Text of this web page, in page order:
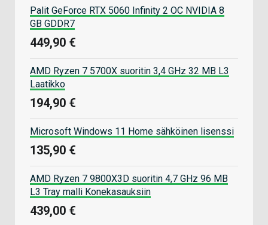
Palit GeForce RTX 5060 Infinity 2 OC NVIDIA 8
GB GDDR7
449,90 €
AMD Ryzen 7 5700X suoritin 3,4 GHz 32 MB L3
Laatikko
194,90 €
Microsoft Windows 11 Home sähköinen lisenssi
135,90 €
AMD Ryzen 7 9800X3D suoritin 4,7 GHz 96 MB
L3 Tray malli Konekasauksiin
439,00 €